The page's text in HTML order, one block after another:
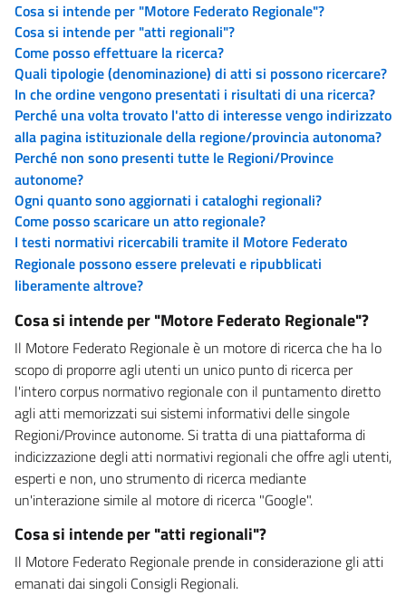
Cosa si intende per "Motore Federato Regionale"?
Cosa si intende per "atti regionali"?
Come posso effettuare la ricerca?
Quali tipologie (denominazione) di atti si possono ricercare?
In che ordine vengono presentati i risultati di una ricerca?
Perché una volta trovato l'atto di interesse vengo indirizzato
alla pagina istituzionale della regione/provincia autonoma?
Perché non sono presenti tutte le Regioni/Province
autonome?
Ogni quanto sono aggiornati i cataloghi regionali?
Come posso scaricare un atto regionale?
I testi normativi ricercabili tramite il Motore Federato
Regionale possono essere prelevati e ripubblicati
liberamente altrove?
Cosa si intende per "Motore Federato Regionale"?
Il Motore Federato Regionale è un motore di ricerca che ha lo
scopo di proporre agli utenti un unico punto di ricerca per
l'intero corpus normativo regionale con il puntamento diretto
agli atti memorizzati sui sistemi informativi delle singole
Regioni/Province autonome. Si tratta di una piattaforma di
indicizzazione degli atti normativi regionali che offre agli utenti,
esperti e non, uno strumento di ricerca mediante
un'interazione simile al motore di ricerca "Google".
Cosa si intende per "atti regionali"?
Il Motore Federato Regionale prende in considerazione gli atti
emanati dai singoli Consigli Regionali.